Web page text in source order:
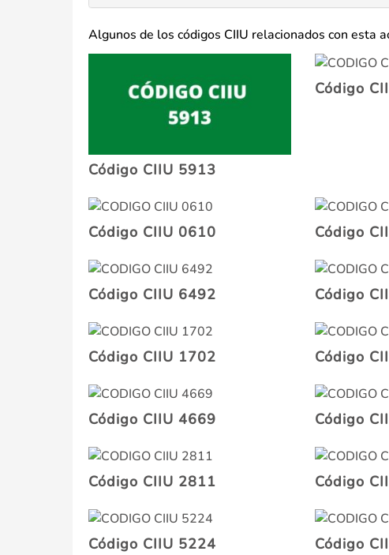
Algunos de los códigos CIIU relacionados con esta
Código CIIU 5913
Código
Código CIIU 0610 Código
Código CIIU 6492 Código
Código CIIU 1702 Código
Código CIIU 4669 Código
Código CIIU 2811 Código
Código CIIU 5224 Código